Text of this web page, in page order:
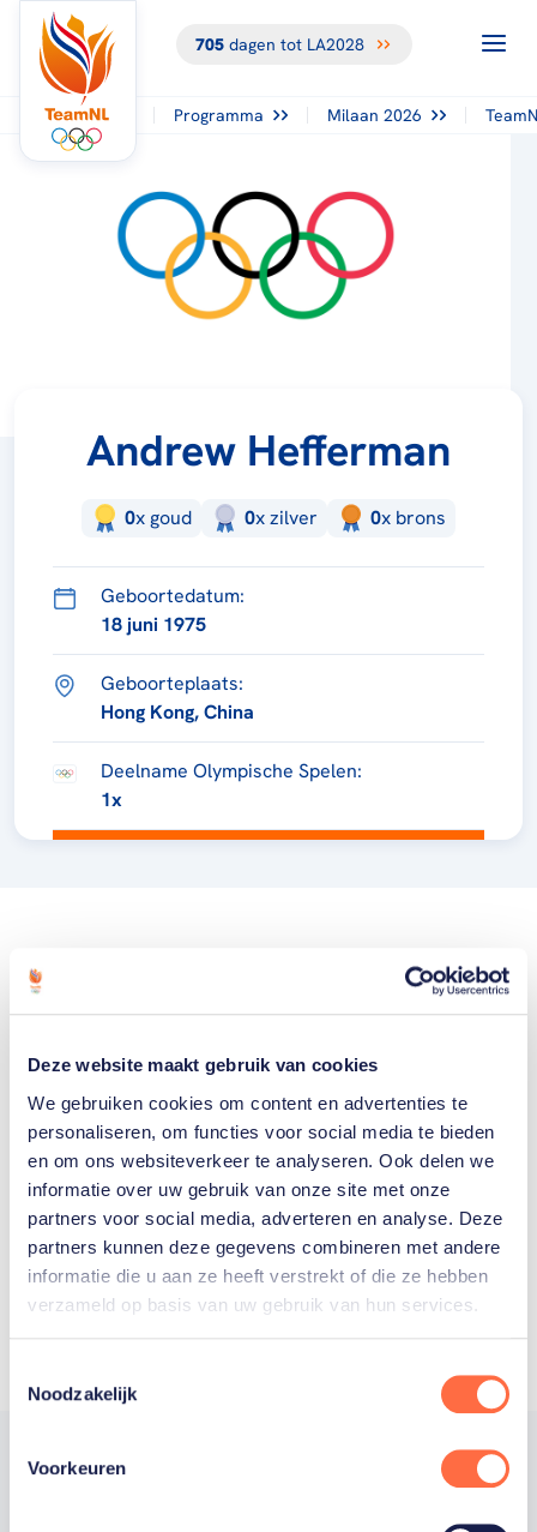
Deze website maakt gebruik van cookies
We gebruiken cookies om content en advertenties te
personaliseren, om functies voor social media te bieden
en om ons websiteverkeer te analyseren. Ook delen we
informatie over uw gebruik van onze site met onze
partners voor social media, adverteren en analyse. Deze
partners kunnen deze gegevens combineren met andere
informatie die u aan ze heeft verstrekt of die ze hebben
verzameld op basis van uw gebruik van hun services.
Noodzakelijk
Voorkeuren
705dagen tot LA2028
Programma Milaan 2026
Andrew Hefferman
0x goud 0xzilver 0x brons
Geboortedatum:
18 juni 1975
Geboorteplaats:
Hong Kong, China
Deelname Olympische Spelen:
1x
Welke Nederlanders hebben er
ooit meegedaan aan de
Olympische Spelen?